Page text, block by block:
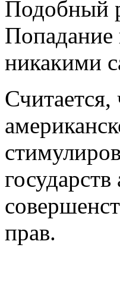
Подобный
Попадание
никакими
прав.